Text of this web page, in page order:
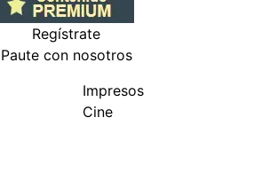
Regístrate
Paute con nosotros
Impresos
Cine